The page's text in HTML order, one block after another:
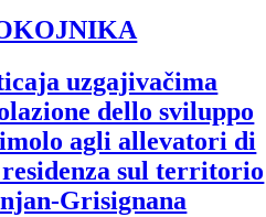
uzgajivačima
dello sviluppo
agli allevatori di
residenza sul territorio
Grisignana